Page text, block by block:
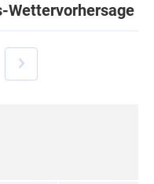
Wettervorhersage